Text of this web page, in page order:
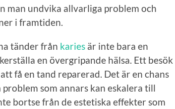
man undvika allvarliga problem och
i framtiden.
tänder från karies är inte bara en
en övergripande hälsa. Ett besök
få en tand reparerad. Det är en chans
som annars kan eskalera till
bortse från de estetiska effekter som